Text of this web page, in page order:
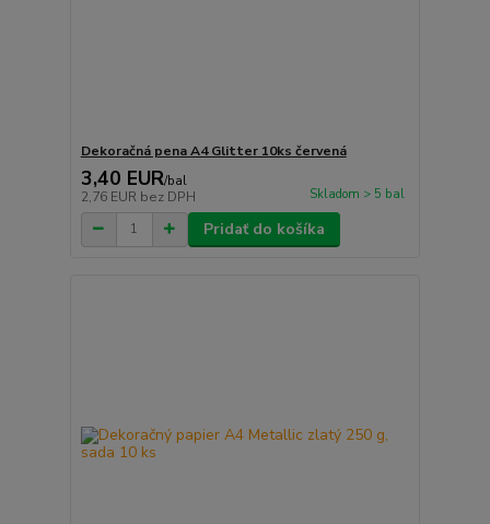
Dekoračná pena A4 Glitter 10ks červená
3,40 EUR/bal
2,76 EUR bez DPH Skladom > 5 bal
Pridať do košíka